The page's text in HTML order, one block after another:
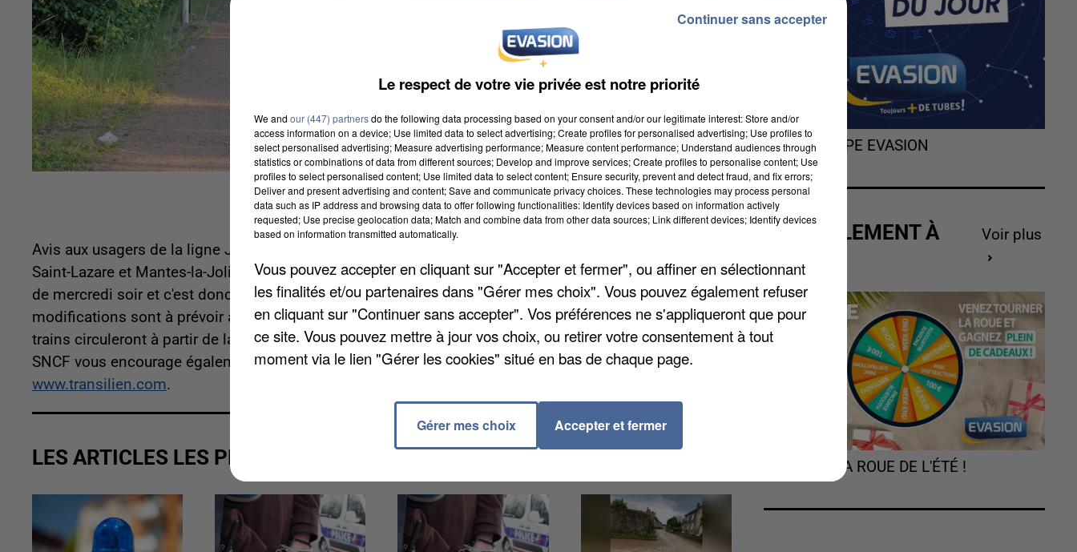
Avis aux usagers de la ligne J qui ne font pas le pont de l'Ascension : la ligne sera fermée entre Paris
Saint-Lazare et Mantes-la-Jolie jeudi, vendredi, samedi et dimanche. Des travaux vont avoir lieu à partir
de mercredi soir et c'est donc l'axe Saint-Lazare - Mantes-la-Jolie via Poissy qui sera impacté. Des
modifications sont à prévoir avec un plan de transport adapté notamment vendredi prochain où les
trains circuleront à partir de la gare de Sartrouville. Un service de bus est prévu pour les autres jours. La
SNCF vous encourage également à vous déplacer en co-voiturage avec IDVROOM. Toutes les infos sur
www.transilien.com.
LES ARTICLES LES PLUS VUS
L'HOROSCOPE EVASION
ACTUELLEMENT À
Voir plus
TOURNEZ LA ROUE DE L'ÉTÉ !
Le respect de votre vie privée est notre priorité
We and our (447) partnersdo the following data processing based on your consent and/or our legitimate interest: Store and/or
access information on a device; Use limited data to select advertising; Create profiles for personalised advertising; Use profiles to
select personalised advertising; Measure advertising performance; Measure content performance; Understand audiences through
statistics or combinations of data from different sources; Develop and improve services; Create profiles to personalise content; Use
profiles to select personalised content; Use limited data to select content; Ensure security, prevent and detect fraud, and fix errors;
Deliver and present advertising and content; Save and communicate privacy choices. These technologies may process personal
data such as IP address and browsing data to offer following functionalities: Identify devices based on information actively
requested; Use precise geolocation data; Match and combine data from other data sources; Link different devices; Identify devices
based on information transmitted automatically.
Vous pouvez accepter en cliquant sur "Accepter et fermer", ou affiner en sélectionnant
les finalités et/ou partenaires dans "Gérer mes choix". Vous pouvez également refuser
en cliquant sur "Continuer sans accepter". Vos préférences ne s'appliqueront que pour
ce site. Vous pouvez mettre à jour vos choix, ou retirer votre consentement à tout
moment via le lien "Gérer les cookies" situé en bas de chaque page.
Gérer mes choix Accepter et fermer
Continuer sans accepter